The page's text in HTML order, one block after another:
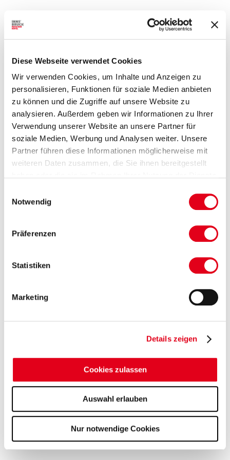
Diese Webseite verwendet Cookies
Wir verwenden Cookies, um Inhalte und Anzeigen zu
personalisieren, Funktionen für soziale Medien anbieten
zu können und die Zugriffe auf unsere Website zu
analysieren. Außerdem geben wir Informationen zu Ihrer
Verwendung unserer Website an unsere Partner für
soziale Medien, Werbung und Analysen weiter. Unsere
Partner führen diese Informationen möglicherweise mit
weiteren Daten zusammen, die Sie ihnen bereitgestellt
Notwendig
Präferenzen
Statistiken
Marketing
Details zeigen
Cookies zulassen
Auswahl erlauben
Nur notwendige Cookies